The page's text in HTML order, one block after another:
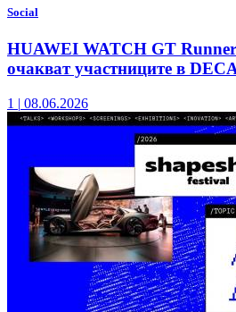
Social
HUAWEI WATCH GT
очакват участниците в
1 | 08.06.2026